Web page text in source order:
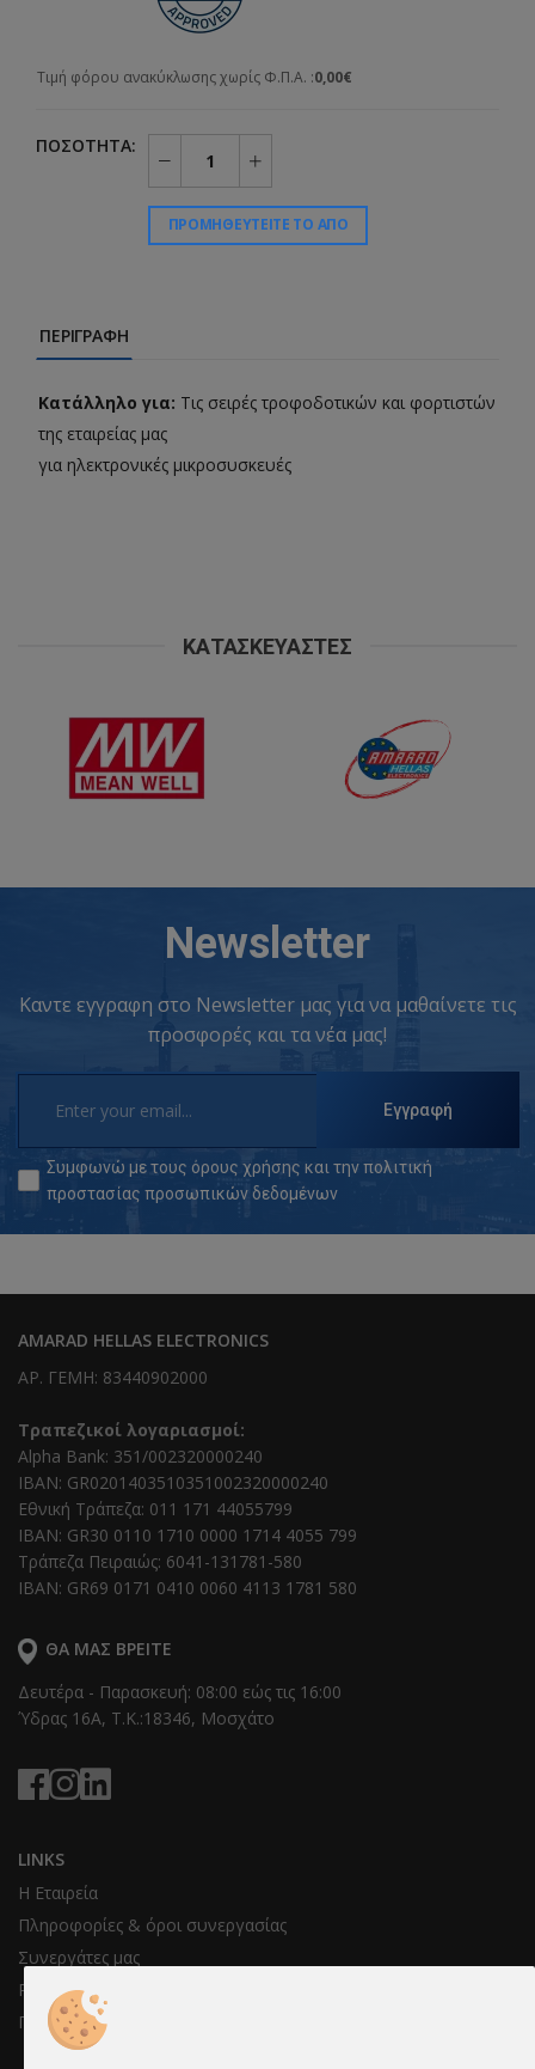
Τιμή φόρου ανακύκλωσης χωρίς Φ.Π.Α. :0,00€
ΠΟΣΌΤΗΤΑ:
ΠΡΟΜΗΘΕΥΤΕΊΤΕ ΤΟ ΑΠΌ
ΠΕΡΙΓΡΑΦΉ
Kατάλληλο για: Τις σειρές τροφοδοτικών και φορτιστών
της εταιρείας μας
για ηλεκτρονικές μικροσυσκευές
ΚΑΤΑΣΚΕΥΑΣΤΈΣ
Newsletter
Καντε εγγραφη στο Newsletter μας για να μαθαίνετε τις
προσφορές και τα νέα μας!
Εγγραφή
Συμφωνώ με τους όρους χρήσης και τηνπολιτική
προστασίας προσωπικών δεδομένων
AMARAD HELLAS ELECTRONICS
ΑΡ. ΓΕΜΗ: 83440902000
Τραπεζικοί λογαριασμοί:
Alpha Bank: 351/002320000240
IBAN: GR0201403510351002320000240
Εθνική Τράπεζα: 011 171 44055799
IBAN: GR30 0110 1710 0000 1714 4055 799
Τράπεζα Πειραιώς: 6041-131781-580
IBAN: GR69 0171 0410 0060 4113 1781 580
ΘΑ ΜΑΣ ΒΡΕΊΤΕ
Δευτέρα - Παρασκευή: 08:00 εώς τις 16:00
Ύδρας 16Α, T.K.:18346, Μοσχάτο
LINKS
Η Εταιρεία
Πληροφορίες & όροι συνεργασίας
Συνεργάτες μας
Ρυθμίσεις cookies
Προστασία προσωπικών δεδομένων